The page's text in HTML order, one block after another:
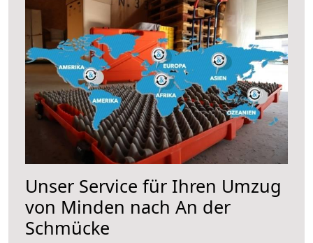
Unser Service für Ihren Umzug
von Minden nach An der
Schmücke